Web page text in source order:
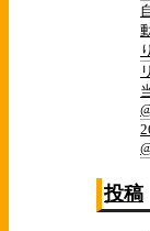
投稿